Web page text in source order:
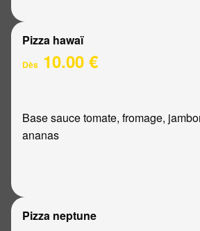
Pizza hawaï
Dès 10.00 €
Base sauce tomate, fromage,
ananas
Pizza neptune